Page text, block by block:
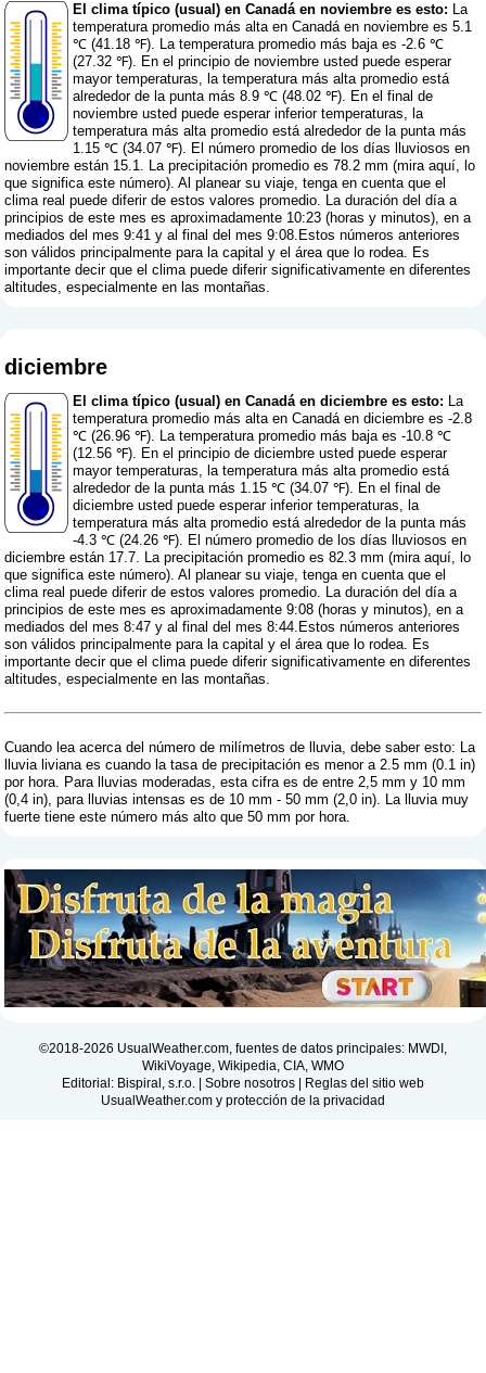
El clima típico (usual) en Canadá en noviembre es esto: La
temperatura promedio más alta en Canadá en noviembre es 5.1
℃ (41.18 ℉). La temperatura promedio más baja es -2.6 ℃
(27.32 ℉). En el principio de noviembre usted puede esperar
mayor temperaturas, la temperatura más alta promedio está
alrededor de la punta más 8.9 ℃ (48.02 ℉). En el final de
noviembre usted puede esperar inferior temperaturas, la
temperatura más alta promedio está alrededor de la punta más
1.15 ℃ (34.07 ℉). El número promedio de los días lluviosos en
noviembre están 15.1. La precipitación promedio es 78.2 mm (mira aquí, lo
que significa este número). Al planear su viaje, tenga en cuenta que el
clima real puede diferir de estos valores promedio. La duración del día a
principios de este mes es aproximadamente 10:23 (horas y minutos), en a
mediados del mes 9:41 y al final del mes 9:08.Estos números anteriores
son válidos principalmente para la capital y el área que lo rodea. Es
importante decir que el clima puede diferir significativamente en diferentes
altitudes, especialmente en las montañas.
diciembre
El clima típico (usual) en Canadá en diciembre es esto: La
temperatura promedio más alta en Canadá en diciembre es -2.8
℃ (26.96 ℉). La temperatura promedio más baja es -10.8 ℃
(12.56 ℉). En el principio de diciembre usted puede esperar
mayor temperaturas, la temperatura más alta promedio está
alrededor de la punta más 1.15 ℃ (34.07 ℉). En el final de
diciembre usted puede esperar inferior temperaturas, la
temperatura más alta promedio está alrededor de la punta más
-4.3 ℃ (24.26 ℉). El número promedio de los días lluviosos en
diciembre están 17.7. La precipitación promedio es 82.3 mm (mira aquí, lo
que significa este número). Al planear su viaje, tenga en cuenta que el
clima real puede diferir de estos valores promedio. La duración del día a
principios de este mes es aproximadamente 9:08 (horas y minutos), en a
mediados del mes 8:47 y al final del mes 8:44.Estos números anteriores
son válidos principalmente para la capital y el área que lo rodea. Es
importante decir que el clima puede diferir significativamente en diferentes
altitudes, especialmente en las montañas.
Cuando lea acerca del número de milímetros de lluvia, debe saber esto: La
lluvia liviana es cuando la tasa de precipitación es menor a 2.5 mm (0.1 in)
por hora. Para lluvias moderadas, esta cifra es de entre 2,5 mm y 10 mm
(0,4 in), para lluvias intensas es de 10 mm - 50 mm (2,0 in). La lluvia muy
fuerte tiene este número más alto que 50 mm por hora.
©2018-2026 UsualWeather.com, fuentes de datos principales: MWDI,
WikiVoyage, Wikipedia, CIA, WMO
Editorial: Bispiral, s.r.o. | Sobre nosotros | Reglas del sitio web
UsualWeather.com y protección de la privacidad